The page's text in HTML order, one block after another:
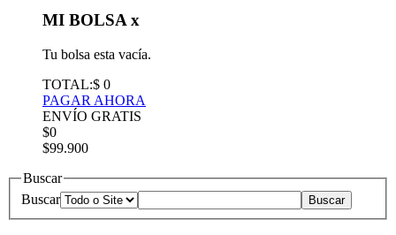
MI BOLSA x
Tu bolsa esta vacía.
TOTAL:$ 0
PAGAR AHORA
ENVÍO GRATIS
$0
$99.900
Buscar
Buscar